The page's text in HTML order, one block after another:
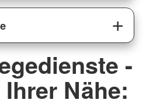
-
Nähe: